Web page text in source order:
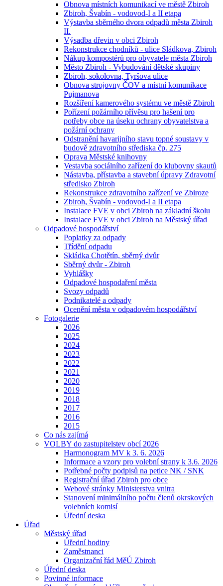
Obnova místních komunikací ve městě Zbiroh
Zbiroh, Švabín - vodovod-I a II etapa
Výstavba sběrného dvora odpadů města Zbiroh
II.
Výsadba dřevin v obci Zbiroh
Rekonstrukce chodníků - ulice Sládkova, Zbiroh
Nákup kompostérů pro obyvatele města Zbiroh
Město Zbiroh - Vybudování dětské skupiny
Zbiroh, sokolovna, Tyršova ulice
Obnova strojovny ČOV a místní komunikace
Pujmanova
Rozšíření kamerového systému ve městě Zbiroh
Pořízení požárního přívěsu pro hašení pro
potřeby obce na úseku ochrany obyvatelstva a
požární ochrany
Odstranění havarijního stavu topné soustavy v
budově zdravotního střediska čp. 275
Oprava Městské knihovny
Vestavba sociálního zařízení do klubovny skautů
Nástavba, přístavba a stavební úpravy Zdravotní
středisko Zbiroh
Rekonstrukce zdravotního zařízení ve Zbiroze
Zbiroh, Švabín - vodovod-I a II etapa
Instalace FVE v obci Zbiroh na základní školu
Instalace FVE v obci Zbiroh na Městský úřad
Odpadové hospodářství
Poplatky za odpady
Třídění odpadu
Skládka Chotětín, sběrný dvůr
Sběrný dvůr - Zbiroh
Vyhlášky
Odpadové hospodaření města
Svozy odpadů
Podnikatelé a odpady
Ocenění města v odpadovém hospodářství
Fotogalerie
2026
2025
2024
2023
2022
2021
2020
2019
2018
2017
2016
2015
Co nás zajímá
VOLBY do zastupitelstev obcí 2026
Harmonogram MV k 3. 6. 2026
Informace a vzory pro volební strany k 3.6. 2026
Potřebné počty podpisů na petice NK / SNK
Registrační úřad Zbiroh pro obce
Webové stránky Ministerstva vnitra
Stanovení minimálního počtu členů okrskových
volebních komisí
Úřední deska
Úřad
Městský úřad
Úřední hodiny
Zaměstnanci
Organizační řád MěÚ Zbiroh
Úřední deska
Povinné informace